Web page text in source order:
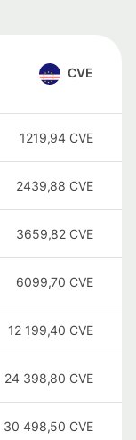
CVE
1219,94 CVE
2439,88 CVE
3659,82 CVE
6099,70 CVE
12 199,40 CVE
24 398,80 CVE
30 498,50 CVE